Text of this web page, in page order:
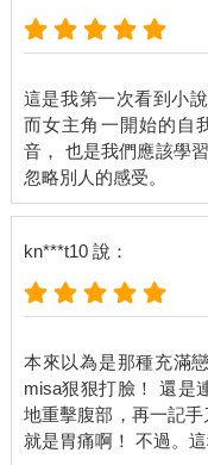
對此，譚皓安拿出耳機
班上其他同學也只是瞄
事。
「又來了又來了。」
「叫書海不是因為讀了
隱約聽見同學們有一句
前的情況完全不一樣耶
這是我第一次看到小
而女主角一開始的自
音， 也是我們應該學
kn***t10 說：
本來以為是那種充滿
misa狠狠打臉！ 還是
地重擊腹部，再一記